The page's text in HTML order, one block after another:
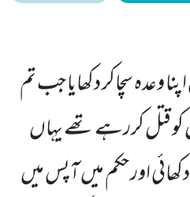
وعدہ سچاکر دکھایا جب تم
قتل کررہے تھے یہاں
اور حکم میں آپس میں